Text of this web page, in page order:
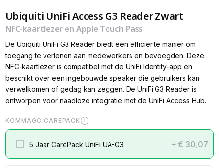
Ubiquiti UniFi Access G3 Reader Zwart
NFC-kaartlezer en Apple Touch Pass
De Ubiquiti UniFi G3 Reader biedt een efficiënte manier om
toegang te verlenen aan medewerkers en bevoegden. Deze
NFC-kaartlezer is compatibel met de UniFi Identity-app en
beschikt over een ingebouwde speaker die gebruikers kan
verwelkomen of gedag kan zeggen. De UniFi G3 Reader is
ontworpen voor naadloze integratie met de UniFi Access Hub.
KOMMAGO CAREPACK
5 Jaar CarePack UniFi UA-G3 + € 30,07